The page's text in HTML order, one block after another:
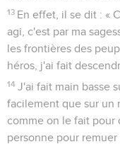
13 En effet, il se dit : «
agi, c'est par ma
les frontières des
héros, j'ai fait
14 J'ai fait main basse
facilement que sur un
comme on le fait pour
personne pour